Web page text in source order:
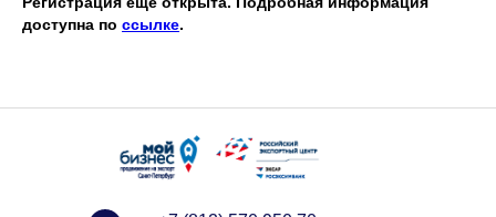
доступна по ссылке.